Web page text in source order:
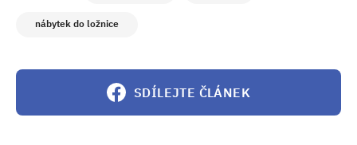
nábytek do ložnice
SDÍLEJTE ČLÁNEK